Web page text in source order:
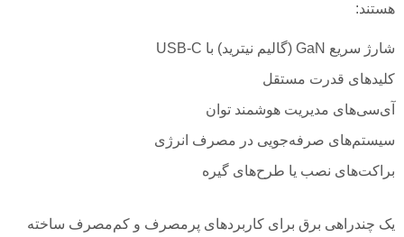
هستند:
شارژ سریع GaN (گالیم نیترید) با USB-C
کلیدهای قدرت مستقل
آی‌سی‌های مدیریت هوشمند توان
سیستم‌های صرفه‌جویی در مصرف انرژی
براکت‌های نصب یا طرح‌های گیره
یک چندراهی برق برای کاربردهای پرمصرف و کم‌مصرف ساخته